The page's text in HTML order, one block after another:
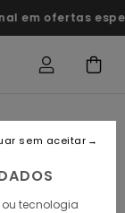
ofertas
ou tecnologia
sem aceitar